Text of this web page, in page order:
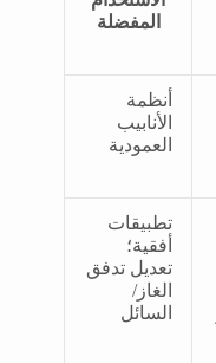
المفضلة
أنظمة
الأنابيب
العمودية
تطبيقات
أفقية؛
تعديل تدفق
الغاز/
السائل